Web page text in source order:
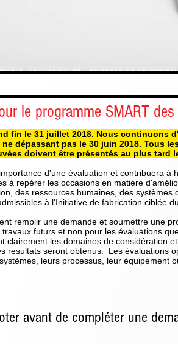
CRITÈRES DE SÉLECTION
ADMISSIBILITÉ
le programme SMART
fin le 31 juillet 2018. Nous continuons
dépassant pas le 30 juin 2018. Tous
doivent être présentés au plus tard
d'une évaluation et contribuera
à repérer les occasions en matière
des ressources humaines, des
à l'Initiative de fabrication ciblée
remplir une demande et soumettre une
futurs et non pour les évaluations
clairement les domaines de considération
resultats seront obtenus. Les évaluations
leurs processus, leur équipement
avant de compléter une